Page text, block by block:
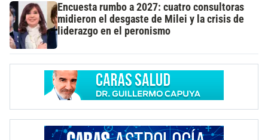
Encuesta rumbo a 2027: cuatro consultoras
midieron el desgaste de Milei y la crisis de
liderazgo en el peronismo